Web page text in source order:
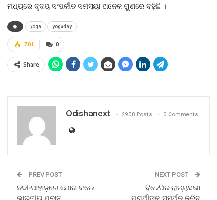
ମଧ୍ୟରେ ଦୃଦୟ ସଂପର୍କୀତ ସମସ୍ୟା ଅନେକ ଗୁଣରେ ବଢ଼ିଛି ।
yoga yogaday
0
701
Share
Odishanext 2958 Posts 0 Comments
PREV POST
ନଦୀ-ପାହାଡ଼ରେ ଯୋଗ କଲେ
NEXT POST
ବିଜେପିର ରାଜ୍ୟସଭା